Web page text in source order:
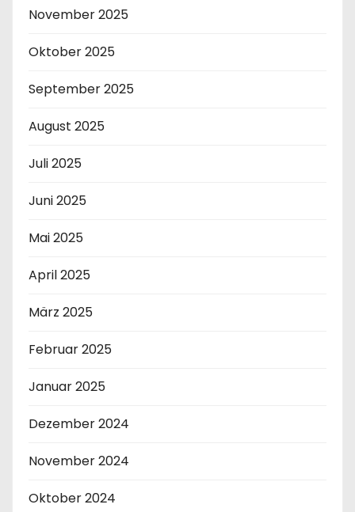
November 2025
Oktober 2025
September 2025
August 2025
Juli 2025
Juni 2025
Mai 2025
April 2025
März 2025
Februar 2025
Januar 2025
Dezember 2024
November 2024
Oktober 2024